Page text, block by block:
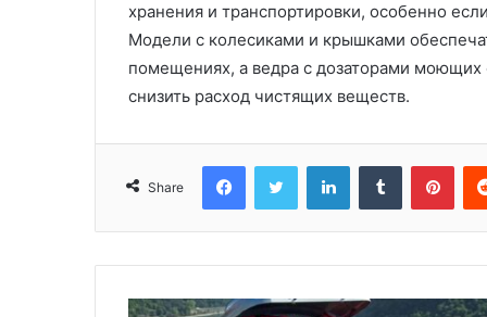
хранения и транспортировки, особенно
Модели с колесиками и крышками
помещениях, а ведра с дозаторами моющих
снизить расход чистящих веществ.
Share